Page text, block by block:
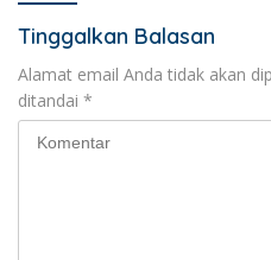
Tinggalkan Balasan
Alamat email Anda tidak akan
ditandai *